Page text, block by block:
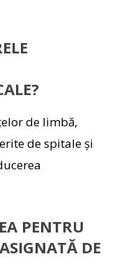
de limbă,
de spitale și
PENTRU
DE